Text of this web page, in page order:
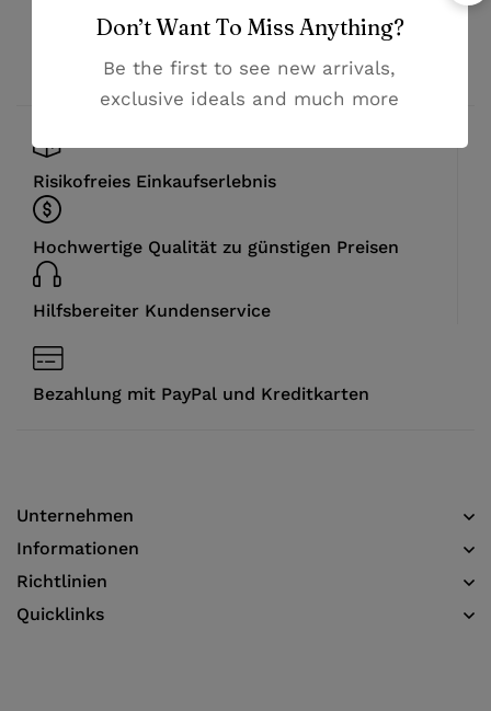
Risikofreies Einkaufserlebnis
Hochwertige Qualität zu günstigen Preisen
Hilfsbereiter Kundenservice
Bezahlung mit PayPal und Kreditkarten
Unternehmen
Informationen​
Richtlinien
Quicklinks
Don’t Want To Miss Anything?
Be the first to see new arrivals,
exclusive ideals and much more